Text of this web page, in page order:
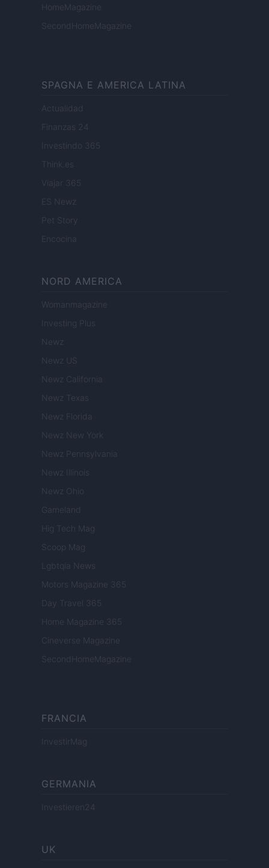
HomeMagazine
SecondHomeMagazine
SPAGNA E AMERICA LATINA
Actualidad
Finanzas 24
Investindo 365
Think.es
Viajar 365
ES Newz
Pet Story
Encocina
NORD AMERICA
Womanmagazine
Investing Plus
Newz
Newz US
Newz California
Newz Texas
Newz Florida
Newz New York
Newz Pennsylvania
Newz Illinois
Newz Ohio
Gameland
Hig Tech Mag
Scoop Mag
Lgbtqia News
Motors Magazine 365
Day Travel 365
Home Magazine 365
Cineverse Magazine
SecondHomeMagazine
FRANCIA
InvestirMag
GERMANIA
Investieren24
UK